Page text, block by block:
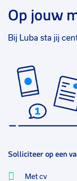
Op jouw
Bij Luba sta jij
Solliciteer op een
Met cv